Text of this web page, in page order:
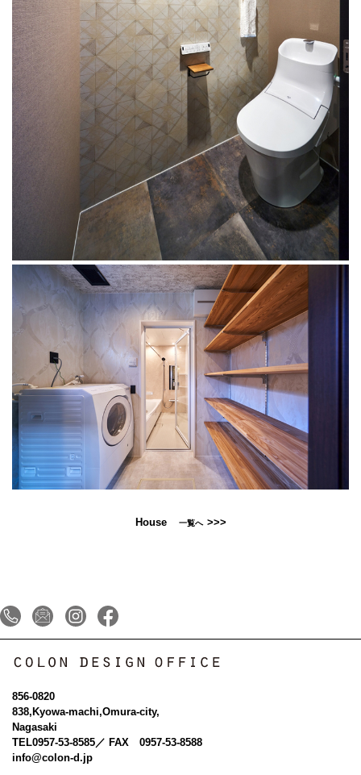
House 一覧へ >>>
856-0820
838,Kyowa-machi,Omura-city,
Nagasaki
TEL0957-53-8585／ FAX 0957-53-8588
info@colon-d.jp